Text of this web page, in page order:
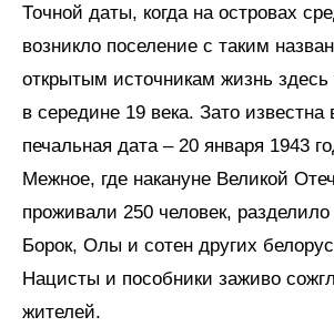
Точной даты, когда на островах
возникло поселение с таким
открытым источникам жизнь
в середине 19 века. Зато известна
печальная дата – 20 января 1943
Межное, где накануне Великой
проживали 250 человек,
Борок, Олы и сотен других
Нацисты и пособники заживо
жителей.